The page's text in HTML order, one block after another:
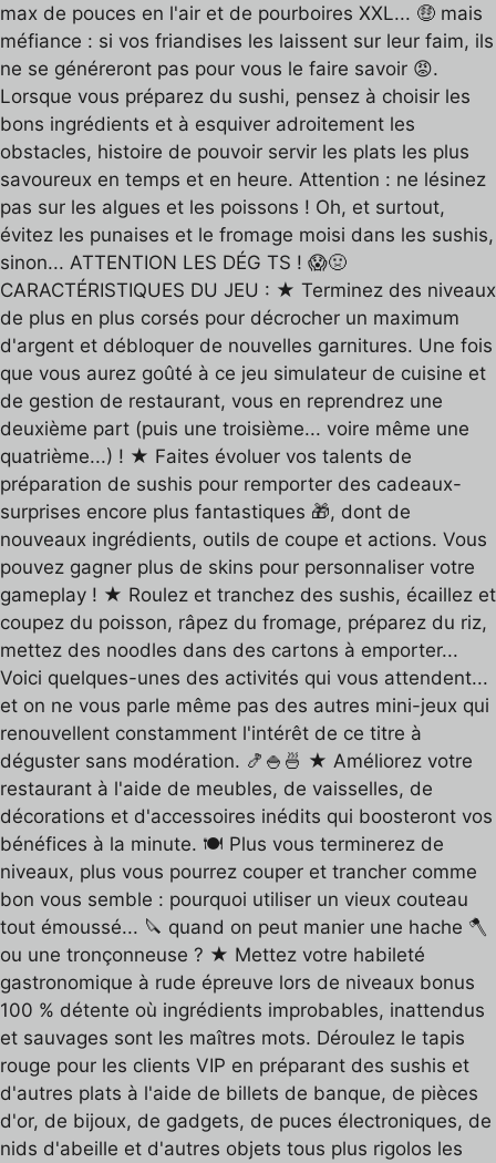
max de pouces en l'air et de pourboires XXL... 🤑 mais
méfiance : si vos friandises les laissent sur leur faim, ils
ne se généreront pas pour vous le faire savoir 😡.
Lorsque vous préparez du sushi, pensez à choisir les
bons ingrédients et à esquiver adroitement les
obstacles, histoire de pouvoir servir les plats les plus
savoureux en temps et en heure. Attention : ne lésinez
pas sur les algues et les poissons ! Oh, et surtout,
évitez les punaises et le fromage moisi dans les sushis,
sinon... ATTENTION LES DÉG TS ! 😱🤢
CARACTÉRISTIQUES DU JEU : ★ Terminez des niveaux
de plus en plus corsés pour décrocher un maximum
d'argent et débloquer de nouvelles garnitures. Une fois
que vous aurez goûté à ce jeu simulateur de cuisine et
de gestion de restaurant, vous en reprendrez une
deuxième part (puis une troisième... voire même une
quatrième...) ! ★ Faites évoluer vos talents de
préparation de sushis pour remporter des cadeaux-
surprises encore plus fantastiques 🎁, dont de
nouveaux ingrédients, outils de coupe et actions. Vous
pouvez gagner plus de skins pour personnaliser votre
gameplay ! ★ Roulez et tranchez des sushis, écaillez et
coupez du poisson, râpez du fromage, préparez du riz,
mettez des noodles dans des cartons à emporter...
Voici quelques-unes des activités qui vous attendent...
et on ne vous parle même pas des autres mini-jeux qui
renouvellent constamment l'intérêt de ce titre à
déguster sans modération. 🍤🍚🍜 ★ Améliorez votre
restaurant à l'aide de meubles, de vaisselles, de
décorations et d'accessoires inédits qui boosteront vos
bénéfices à la minute. 🍽️ Plus vous terminerez de
niveaux, plus vous pourrez couper et trancher comme
bon vous semble : pourquoi utiliser un vieux couteau
tout émoussé... 🔪 quand on peut manier une hache 🪓
ou une tronçonneuse ? ★ Mettez votre habileté
gastronomique à rude épreuve lors de niveaux bonus
100 % détente où ingrédients improbables, inattendus
et sauvages sont les maîtres mots. Déroulez le tapis
rouge pour les clients VIP en préparant des sushis et
d'autres plats à l'aide de billets de banque, de pièces
d'or, de bijoux, de gadgets, de puces électroniques, de
nids d'abeille et d'autres objets tous plus rigolos les